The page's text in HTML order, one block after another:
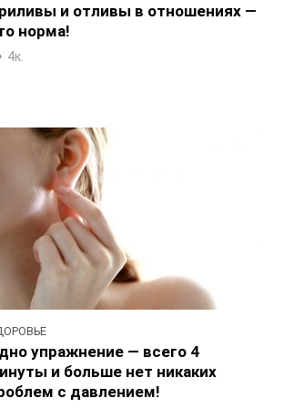
и отливы в отношениях —
норма!
4к.
упражнение — всего 4
и больше нет никаких
с давлением!